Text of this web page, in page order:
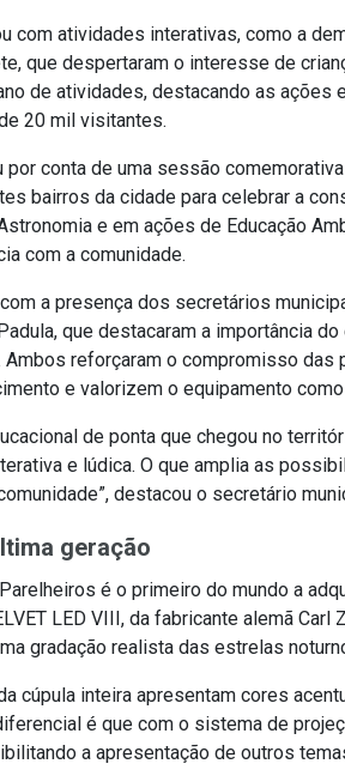
com atividades interativas, como a
que despertaram o interesse de
de atividades, destacando as
20 mil visitantes.
por conta de uma sessão
bairros da cidade para celebrar a
e em ações de Educação
com a comunidade.
a presença dos secretários
que destacaram a importância
Ambos reforçaram o compromisso
e valorizem o equipamento
de ponta que chegou no
e lúdica. O que amplia as
destacou o secretário
geração
é o primeiro do mundo a
LED VIII, da fabricante alemã
gradação realista das estrelas
cúpula inteira apresentam cores
é que com o sistema de
a apresentação de outros